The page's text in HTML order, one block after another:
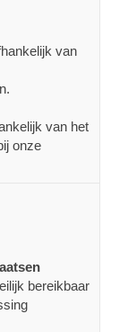
van
van het
onze
bereikbaar